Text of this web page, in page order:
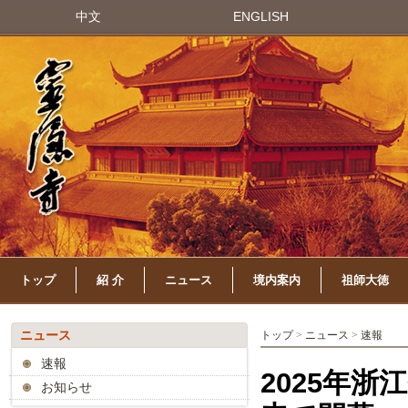
中文 ENGLISH
トップ 紹 介 ニュース 境内案内 祖師大徳
ニュース
速報
お知らせ
トップ> ニュース > 速報
2025年浙